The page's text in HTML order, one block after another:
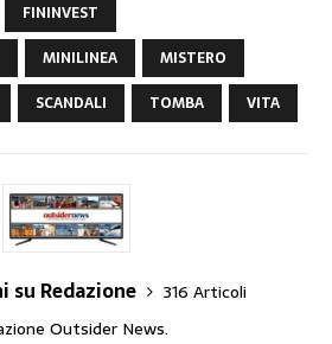
FININVEST
MINILINEA
MISTERO
SCANDALI TOMBA VITA
Redazione
316 Articoli
Outsider News.